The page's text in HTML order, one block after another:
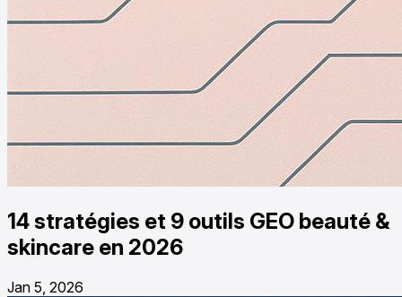
14 stratégies et 9 outils GEO beauté &
skincare en 2026
Jan 5, 2026